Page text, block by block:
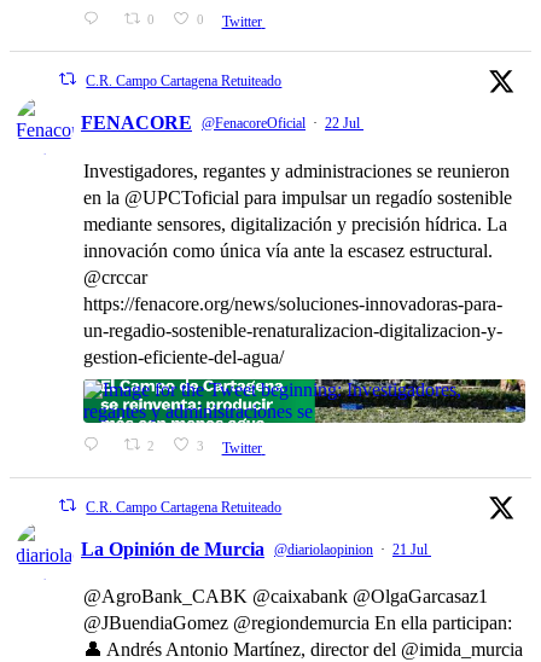
0 0 Twitter
C.R. Campo Cartagena Retuiteado
FENACORE @FenacoreOficial · 22 Jul
Investigadores, regantes y administraciones se reunieron
en la @UPCToficial para impulsar un regadío sostenible
mediante sensores, digitalización y precisión hídrica. La
innovación como única vía ante la escasez estructural.
@crccar
https://fenacore.org/news/soluciones-innovadoras-para-
un-regadio-sostenible-renaturalizacion-digitalizacion-y-
gestion-eficiente-del-agua/
2 3 Twitter
C.R. Campo Cartagena Retuiteado
La Opinión de Murcia @diariolaopinion · 21 Jul
@AgroBank_CABK @caixabank @OlgaGarcasaz1
@JBuendiaGomez @regiondemurcia En ella participan:
👤 Andrés Antonio Martínez, director del @imida_murcia